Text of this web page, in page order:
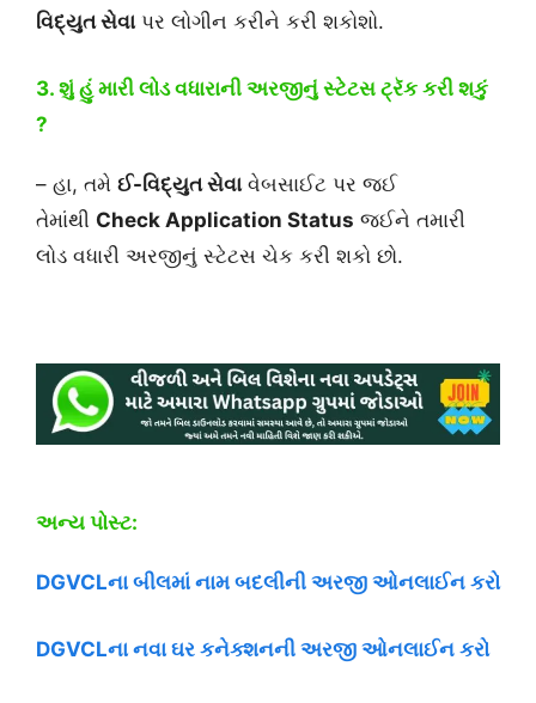
વિદ્યુત સેવાપર લોગીન કરીને કરી શકોશો.
3. શું હું મારી લોડ વધારાની અરજીનું સ્ટેટસ ટ્રૅક કરી શકું
?
– હા, તમે ઈ-વિદ્યુત સેવાવેબસાઈટ પર જઈ
તેમાંથી Check Application Status જઈને તમારી
લોડ વધારી અરજીનું સ્ટેટસ ચેક કરી શકો છો.
અન્ય પોસ્ટ:
DGVCLના બીલમાં નામ બદલીની અરજી ઓનલાઈન કરો
DGVCLના નવા ઘર કનેક્શનની અરજી ઓનલાઈન કરો